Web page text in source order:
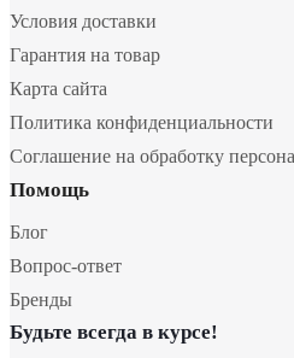
Условия доставки
Гарантия на товар
Карта сайта
Политика конфиденциальности
Соглашение на обработку
Помощь
Блог
Вопрос-ответ
Бренды
Будьте всегда в курсе!